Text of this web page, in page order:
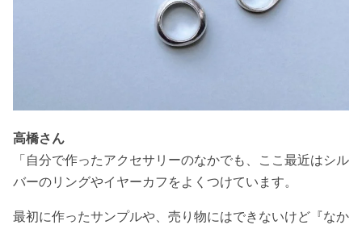
高橋さん
「自分で作ったアクセサリーのなかでも、ここ最近はシル
バーのリングやイヤーカフをよくつけています。
最初に作ったサンプルや、売り物にはできないけど『なか